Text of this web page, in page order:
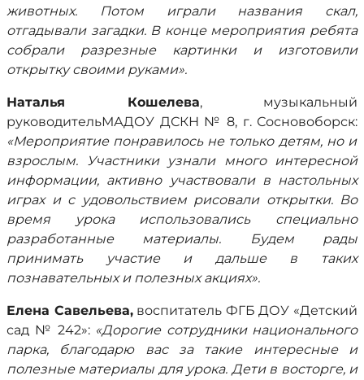
животных. Потом играли названия скал,
отгадывали загадки. В конце мероприятия ребята
собрали разрезные картинки и изготовили
открытку своими руками».
Наталья Кошелева, музыкальный
руководительМАДОУ ДСКН № 8, г. Сосновоборск:
«Мероприятие понравилось не только детям, но и
взрослым. Участники узнали много интересной
информации, активно участвовали в настольных
играх и с удовольствием рисовали открытки. Во
время урока использовались специально
разработанные материалы. Будем рады
принимать участие и дальше в таких
познавательных и полезных акциях».
Елена Савельева,воспитатель ФГБ ДОУ «Детский
сад № 242»:«Дорогие сотрудники национального
парка, благодарю вас за такие интересные и
полезные материалы для урока. Дети в восторге, и